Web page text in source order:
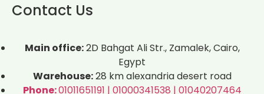
Contact Us
Main office:2D Bahgat Ali Str., Zamalek, Cairo,
Egypt
Warehouse:28 km alexandria desert road
Phone:01011651191 | 01000341538 | 01040207464